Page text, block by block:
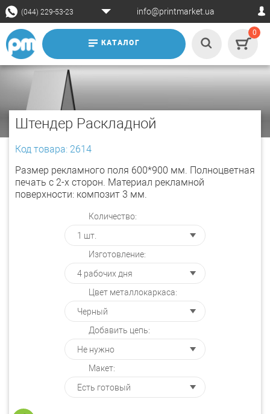
(044) 229-53-23 info@printmarket.ua
КАТАЛОГ
0
Штендер Раскладной
Код товара: 2614
Размер рекламного поля 600*900 мм. Полноцветная
печать c 2-х сторон. Материал рекламной
поверхности: композит 3 мм.
Количество:
Изготовление:
Цвет металлокаркаса:
Добавить цепь:
Макет: